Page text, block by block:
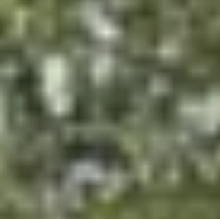
Technologie
Service
Services et accessoires
Actions service
Service et réparation
Offres Accessoires
Pièces d’origine Volkswagen
Informations utiles
Voyants de contrôle rouges
Voyants de contrôle jaunes
Voyants de contrôle verts
Voyants de contrôle bleus
Voyants de contrôle blancs
WLTP
Carburant diesel XTL
Rappel de sécurité airbag
Services numériques et applications